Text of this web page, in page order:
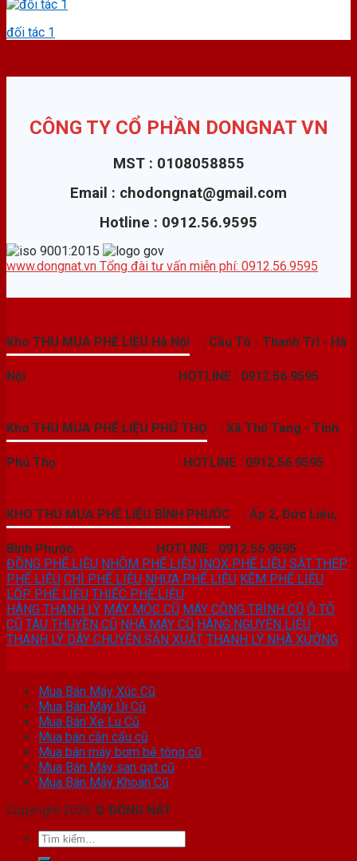
đối tác 1
CÔNG TY CỔ PHẦN DONGNAT VN
MST : 0108058855
Email : chodongnat@gmail.com
Hotline : 0912.56.9595
www.dongnat.vn Tổng đài tư vấn miễn phí: 0912.56.9595
Kho THU MUA PHẾ LIỆU Hà Nội : Cầu Tó - Thanh Trì - Hà
Nội HOTLINE : 0912.56.9595
Kho THU MUA PHẾ LIỆU PHÚ THỌ : Xã Thổ Tang - Tỉnh
Phú Thọ HOTLINE : 0912.56.9595
KHO THU MUA PHẾ LIỆU BÌNH PHƯỚC : Ấp 2, Đức Liễu,
Bình Phước.
HOTLINE : 0912.56.9595
ĐỒNG PHẾ LIỆU NHÔM PHẾ LIỆU INOX PHẾ LIỆU SẮT THÉP
PHẾ LIỆU CHÌ PHẾ LIỆU NHỰA PHẾ LIỆU KẼM PHẾ LIỆU
LỐP PHẾ LIỆU THIẾC PHẾ LIỆU
HÀNG THANH LÝ MÁY MÓC CŨ MÁY CÔNG TRÌNH CŨ Ô TÔ
CŨ TÀU THUYỀN CŨ NHÀ MÁY CŨ HÀNG NGUYÊN LIỆU
THANH LÝ DÂY CHUYỀN SẢN XUẤT THANH LÝ NHÀ XƯỞNG
Mua Bán Máy Xúc Cũ
Mua Bán Máy Ủi Cũ
Mua Bán Xe Lu Cũ
Mua bán cần cẩu cũ
Mua bán máy bơm bê tông cũ
Mua Bán Máy san gạt cũ
Mua Bán Máy Khoan Cũ
Copyright 2026 © ĐỒNG NÁT